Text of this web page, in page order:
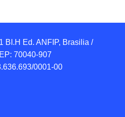
BI.H Ed. ANFIP, Brasilia /
70040-907
0001-00